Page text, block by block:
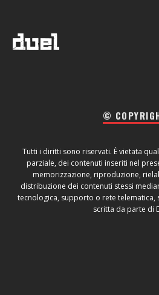
©
Tutti i diritti sono riservati. È vietata
parziale, dei contenuti inseriti nel
memorizzazione, riproduzione,
distribuzione dei contenuti stessi
tecnologica, supporto o rete telematica,
scritta da parte di